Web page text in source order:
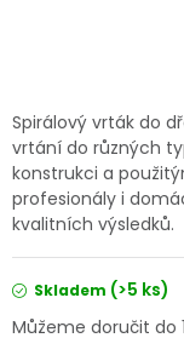
Fotovoltaika
Výprodej
Značky
Spirálový vrták do
vrtání do různých
konstrukci a
profesionály i
kvalitních výsledků.
Skladem (>5 ks)